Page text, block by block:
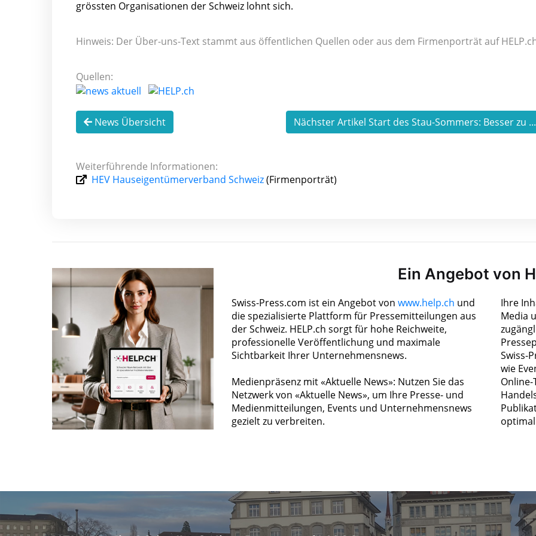
grössten Organisationen der Schweiz lohnt sich.
Hinweis: Der Über-uns-Text stammt aus öffentlichen Quellen oder aus dem Firmenporträt auf
Quellen:
News Übersicht Nächster Artikel Start des Stau-Sommers: Besser zu
Weiterführende Informationen:
HEV Hauseigentümerverband Schweiz(Firmenporträt)
Ein Angebot von
Swiss-Press.com ist ein Angebot von www.help.ch und
die spezialisierte Plattform für Pressemitteilungen aus
der Schweiz. HELP.ch sorgt für hohe Reichweite,
professionelle Veröffentlichung und maximale
Sichtbarkeit Ihrer Unternehmensnews.
Medienpräsenz mit «Aktuelle News»: Nutzen Sie das
Netzwerk von «Aktuelle News», um Ihre Presse- und
Medienmitteilungen, Events und Unternehmensnews
gezielt zu verbreiten.
Ihre
Media
Swiss-
wie